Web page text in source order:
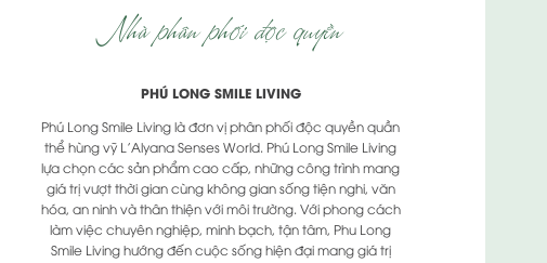
Nhà phân phối độc quyền
PHÚ LONG SMILE LIVING
Phú Long Smile Living là đơn vị phân phối độc quyền quần
thể hùng vỹ L'Alyana Senses World. Phú Long Smile Living
lựa chọn các sản phẩm cao cấp, những công trình mang
giá trị vượt thời gian cùng không gian sống tiện nghi, văn
hóa, an ninh và thân thiện với môi trường. Với phong cách
làm việc chuyên nghiệp, minh bạch, tận tâm, Phu Long
Smile Living hướng đến cuộc sống hiện đại mang giá trị